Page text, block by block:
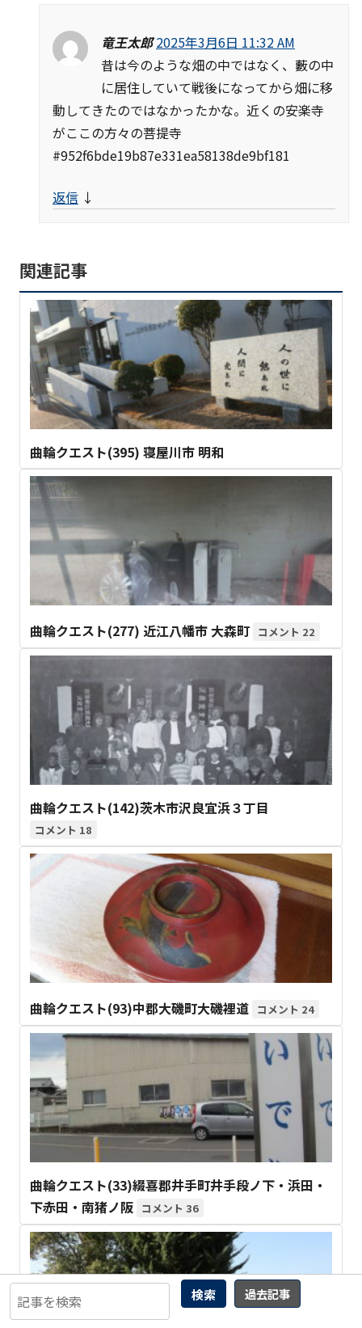
検索 過去記事
竜王太郎 2025年3月6日 11:32 AM
昔は今のような畑の中ではなく、藪の中
に居住していて戦後になってから畑に移
動してきたのではなかったかな。近くの安楽寺
がここの方々の菩提寺
#952f6bde19b87e331ea58138de9bf181
返信 ↓
関連記事
曲輪クエスト(395) 寝屋川市 明和
曲輪クエスト(277) 近江八幡市 大森町 22
曲輪クエスト(142)茨木市沢良宜浜３丁目
18
曲輪クエスト(93)中郡大磯町大磯裡道 24
曲輪クエスト(33)綴喜郡井手町井手段ノ下・浜田・
下赤田・南猪ノ阪
36